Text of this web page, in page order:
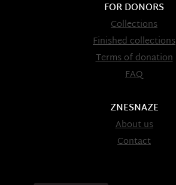
FOR DONORS
Collections
Finished collections
Terms of donation
FAQ
ZNESNAZE
About us
Contact